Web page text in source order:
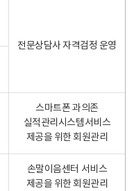
전문상담사 자격검정 운영
스마트폰 과의존
실적관리시스템서비스
제공을 위한 회원관리
손말이음센터 서비스
제공을 위한 회원관리